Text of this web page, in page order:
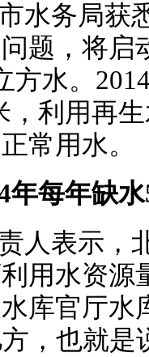
水务局获
题，将启
方水。
，利用再
常用水。
年每年缺
人表示，
用水资源
库官厅
，也就